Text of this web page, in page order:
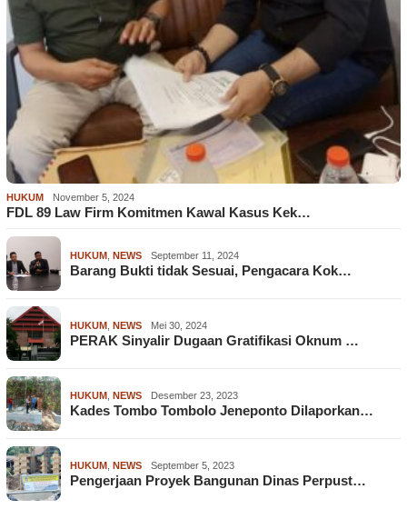
HUKUM November 5, 2024
FDL 89 Law Firm Komitmen Kawal Kasus Kek…
HUKUM NEWS September 11, 2024
Barang Bukti tidak Sesuai, Pengacara Kok…
HUKUM NEWS Mei 30, 2024
PERAK Sinyalir Dugaan Gratifikasi Oknum …
HUKUM NEWS Desember 23, 2023
Kades Tombo Tombolo Jeneponto Dilaporkan…
HUKUM NEWS September 5, 2023
Pengerjaan Proyek Bangunan Dinas Perpust…